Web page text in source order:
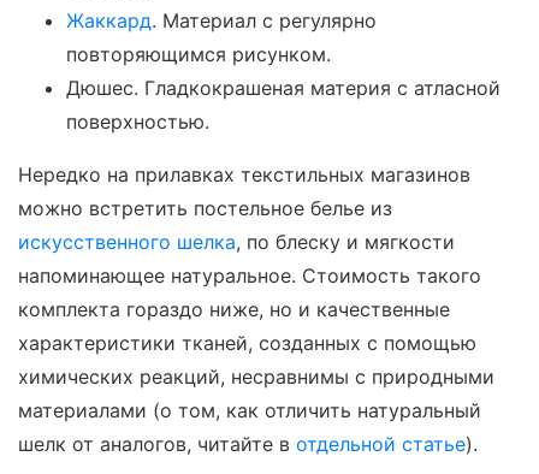
Жаккард. Материал с регулярно
повторяющимся рисунком.
Дюшес. Гладкокрашеная материя с атласной
поверхностью.
Нередко на прилавках текстильных магазинов
можно встретить постельное белье из
искусственного шелка, по блеску и мягкости
напоминающее натуральное. Стоимость такого
комплекта гораздо ниже, но и качественные
характеристики тканей, созданных с помощью
химических реакций, несравнимы с природными
материалами (о том, как отличить натуральный
шелк от аналогов, читайте в отдельной статье).